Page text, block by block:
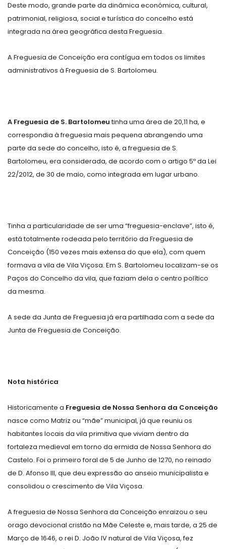
Deste modo, grande parte da dinâmica económica, cultural,
patrimonial, religiosa, social e turística do concelho está
integrada na área geográfica desta Freguesia.
A Freguesia de Conceição era contígua em todos os limites
administrativos à Freguesia de S. Bartolomeu.
A Freguesia de S. Bartolomeutinha uma área de 20,11 ha, e
correspondia à freguesia mais pequena abrangendo uma
parte da sede do concelho, isto é, a freguesia de S.
Bartolomeu, era considerada, de acordo com o artigo 5º da Lei
22/2012, de 30 de maio, como integrada em lugar urbano.
Tinha a particularidade de ser uma “freguesia-enclave”, isto é,
está totalmente rodeada pelo território da Freguesia de
Conceição (150 vezes mais extensa do que ela), com quem
formava a vila de Vila Viçosa. Em S. Bartolomeu localizam-se os
Paços do Concelho da vila, que faziam dela o centro político
da mesma.
A sede da Junta de Freguesia já era partilhada com a sede da
Junta de Freguesia de Conceição.
Nota histórica
Historicamente a Freguesia de Nossa Senhora da Conceição
nasce como Matriz ou “mãe” municipal, já que reuniu os
habitantes locais da vila primitiva que viviam dentro da
fortaleza medieval em torno da ermida de Nossa Senhora do
Castelo. Foi o primeiro foral de 5 de Junho de 1270, no reinado
de D. Afonso III, que deu expressão ao anseio municipalista e
consolidou o crescimento de Vila Viçosa.
A freguesia de Nossa Senhora da Conceição enraizou o seu
orago devocional cristão na Mãe Celeste e, mais tarde, a 25 de
Março de 1646, o rei D. João IV natural de Vila Viçosa, fez